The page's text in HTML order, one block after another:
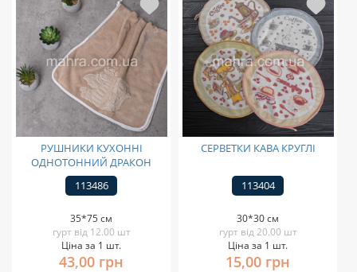
РУШНИКИ КУХОННІ
ОДНОТОННИЙ ДРАКОН
113486
35*75 см
гурт від 12.00 шт
Ціна за 1 шт.
43,00 грн
СЕРВЕТКИ КАВА КРУГЛІ
113404
30*30 см
гурт від 20.00 шт
Ціна за 1 шт.
15,00 грн